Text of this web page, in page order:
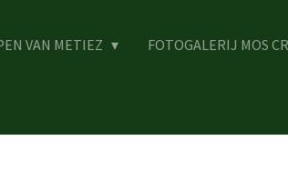
VAN METIEZ FOTOGALERIJ MOS